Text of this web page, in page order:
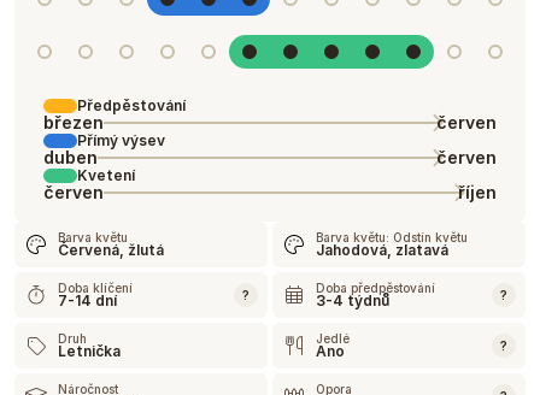
Předpěstování
březen červen
Přímý výsev
duben červen
Kvetení
červen říjen
Barva květu
Červená, žlutá
Barva květu: Odstín květu
Jahodová, zlatavá
Doba klíčení
7-14 dní ? Doba předpěstování
3-4 týdnů ?
Druh
Letnička
Jedlé
Ano ?
Náročnost Opora